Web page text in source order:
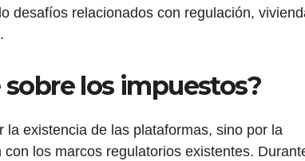
desafíos relacionados con regulación,
los impuestos?
existencia de las plataformas, sino por la
los marcos regulatorios existentes.